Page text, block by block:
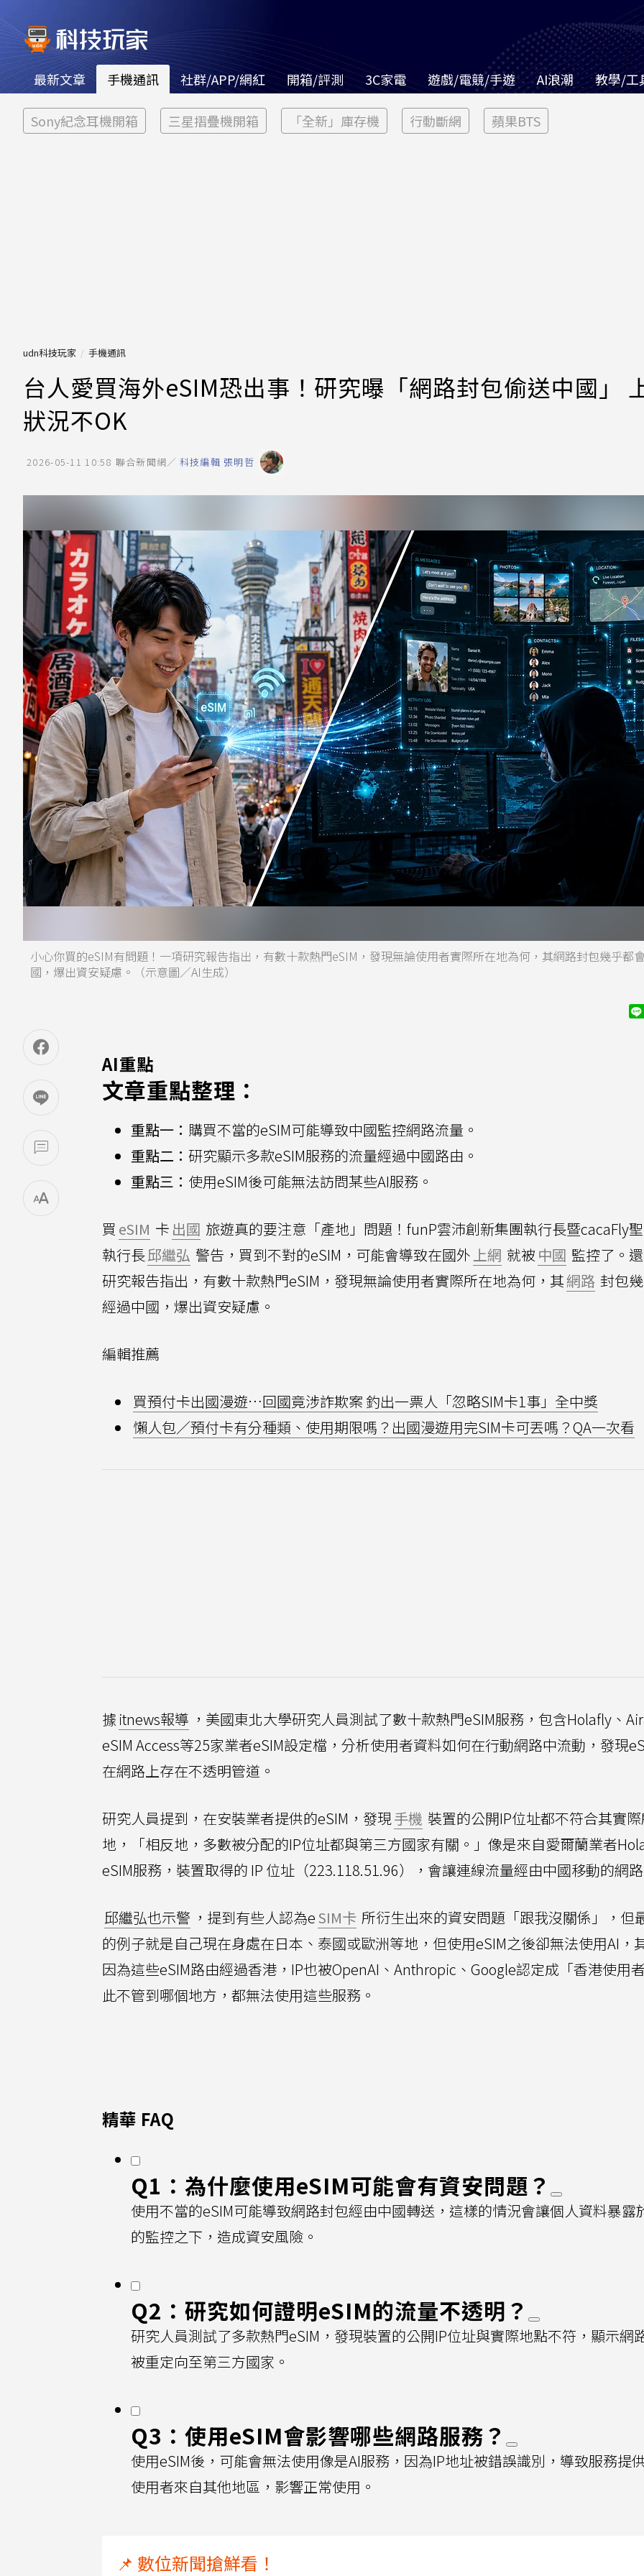
最新文章 手機通訊 社群/APP/網紅 開箱/評測 3C家電 遊戲/電競/手遊 AI浪潮 教學/工
Sony紀念耳機開箱 三星摺疊機開箱 「全新」庫存機 行動斷網 蘋果BTS
udn科技玩家 手機通訊
台人愛買海外eSIM恐出事！研究曝「網路封包偷送中國」
狀況不OK
2026-05-11 10:58 聯合新聞網／ 科技編輯 張明哲
小心你買的eSIM有問題！一項研究報告指出，有數十款熱門eSIM，發現無論使用者實際所在地為何，其網路封包幾乎都
國，爆出資安疑慮。（示意圖／AI生成）
AI重點
文章重點整理：
重點一： 購買不當的eSIM可能導致中國監控網路流量。
重點二： 研究顯示多款eSIM服務的流量經過中國路由。
重點三： 使用eSIM後可能無法訪問某些AI服務。
買 eSIM 卡 出國 旅遊真的要注意「產地」問題！funP雲沛創新集團執行長暨cacaFly
執行長邱繼弘 警告，買到不對的eSIM，可能會導致在國外上網 就被 中國 監控了。
研究報告指出，有數十款熱門eSIM，發現無論使用者實際所在地為何，其網路 封包
經過中國，爆出資安疑慮。
編輯推薦
買預付卡出國漫遊…回國竟涉詐欺案 釣出一票人「忽略SIM卡1事」全中獎
懶人包／預付卡有分種類、使用期限嗎？出國漫遊用完SIM卡可丟嗎？QA一次看
據 itnews報導 ，美國東北大學研究人員測試了數十款熱門eSIM服務，包含Holafly、
eSIM Access等25家業者eSIM設定檔，分析使用者資料如何在行動網路中流動，發現
在網路上存在不透明管道。
研究人員提到，在安裝業者提供的eSIM，發現手機 裝置的公開IP位址都不符合其實
地，「相反地，多數被分配的IP位址都與第三方國家有關。」像是來自愛爾蘭業者
eSIM服務，裝置取得的 IP 位址（223.118.51.96），會讓連線流量經由中國移動的網
邱繼弘也示警 ，提到有些人認為eSIM卡 所衍生出來的資安問題「跟我沒關係」，但
的例子就是自己現在身處在日本、泰國或歐洲等地，但使用eSIM之後卻無法使用AI，
因為這些eSIM路由經過香港，IP也被OpenAI、Anthropic、Google認定成「香港使用
此不管到哪個地方，都無法使用這些服務。
精華 FAQ
Q1：為什麼使用eSIM可能會有資安問題？
使用不當的eSIM可能導致網路封包經由中國轉送，這樣的情況會讓個人資料暴露
的監控之下，造成資安風險。
Q2：研究如何證明eSIM的流量不透明？
研究人員測試了多款熱門eSIM，發現裝置的公開IP位址與實際地點不符，顯示網
被重定向至第三方國家。
Q3：使用eSIM會影響哪些網路服務？
使用eSIM後，可能會無法使用像是AI服務，因為IP地址被錯誤識別，導致服務提
使用者來自其他地區，影響正常使用。
📌 數位新聞搶鮮看！